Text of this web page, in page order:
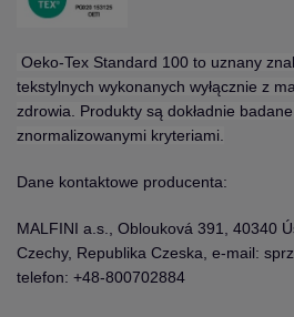
Oeko-Tex Standard 100 to uznany
tekstylnych wykonanych wyłącznie z
zdrowia. Produkty są dokładnie
znormalizowanymi kryteriami.
Dane kontaktowe producenta:
MALFINI a.s., Oblouková 391, 40340
Czechy, Republika Czeska, e-mail:
telefon: +48-800702884